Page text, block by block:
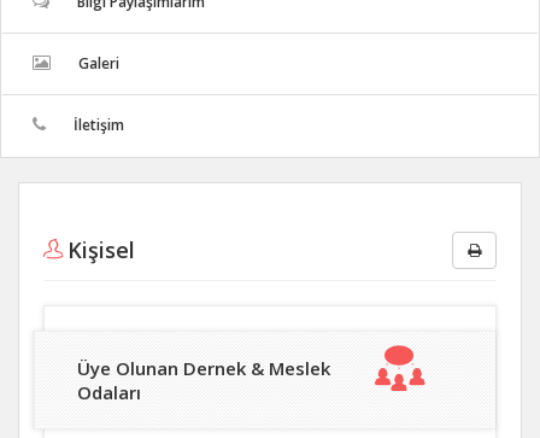
Galeri
İletişim
Kişisel
Üye Olunan Dernek & Meslek
Odaları